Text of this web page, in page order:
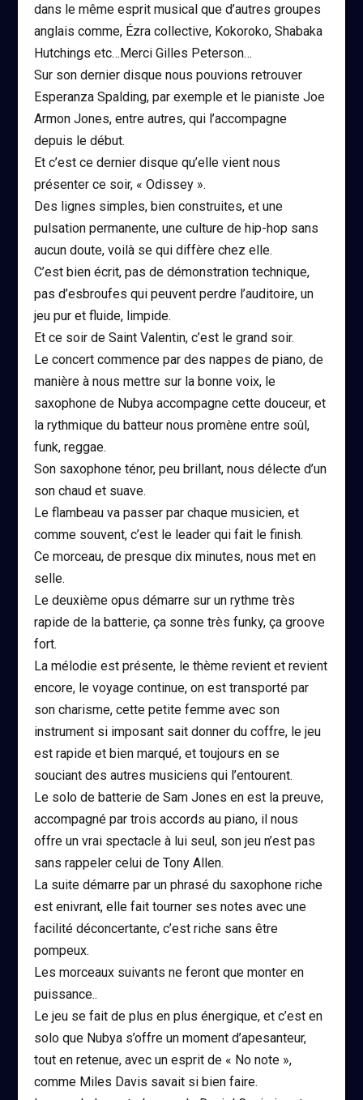
dans le même esprit musical que d’autres groupes
anglais comme, Ézra collective, Kokoroko, Shabaka
Hutchings etc…Merci Gilles Peterson…
Sur son dernier disque nous pouvions retrouver
Esperanza Spalding, par exemple et le pianiste Joe
Armon Jones, entre autres, qui l’accompagne
depuis le début.
Et c’est ce dernier disque qu’elle vient nous
présenter ce soir, « Odissey ».
Des lignes simples, bien construites, et une
pulsation permanente, une culture de hip-hop sans
aucun doute, voilà se qui diffère chez elle.
C’est bien écrit, pas de démonstration technique,
pas d’esbroufes qui peuvent perdre l’auditoire, un
jeu pur et fluide, limpide.
Et ce soir de Saint Valentin, c’est le grand soir.
Le concert commence par des nappes de piano, de
manière à nous mettre sur la bonne voix, le
saxophone de Nubya accompagne cette douceur, et
la rythmique du batteur nous promène entre soûl,
funk, reggae.
Son saxophone ténor, peu brillant, nous délecte d’un
son chaud et suave.
Le flambeau va passer par chaque musicien, et
comme souvent, c’est le leader qui fait le finish.
Ce morceau, de presque dix minutes, nous met en
selle.
Le deuxième opus démarre sur un rythme très
rapide de la batterie, ça sonne très funky, ça groove
fort.
La mélodie est présente, le thème revient et revient
encore, le voyage continue, on est transporté par
son charisme, cette petite femme avec son
instrument si imposant sait donner du coffre, le jeu
est rapide et bien marqué, et toujours en se
souciant des autres musiciens qui l’entourent.
Le solo de batterie de Sam Jones en est la preuve,
accompagné par trois accords au piano, il nous
offre un vrai spectacle à lui seul, son jeu n’est pas
sans rappeler celui de Tony Allen.
La suite démarre par un phrasé du saxophone riche
est enivrant, elle fait tourner ses notes avec une
facilité déconcertante, c’est riche sans être
pompeux.
Les morceaux suivants ne feront que monter en
puissance..
Le jeu se fait de plus en plus énergique, et c’est en
solo que Nubya s’offre un moment d’apesanteur,
tout en retenue, avec un esprit de « No note »,
comme Miles Davis savait si bien faire.